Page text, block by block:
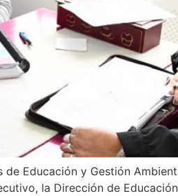
Educación y Gestión
la Dirección de